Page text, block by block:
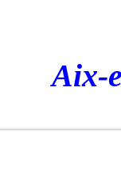
Aix-